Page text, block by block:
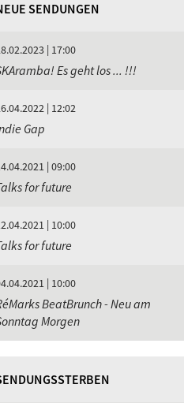
SENDUNGEN
| 17:00
Es geht los ... !!!
| 12:02
Gap
| 09:00
for future
| 10:00
for future
| 10:00
BeatBrunch - Neu am
Morgen